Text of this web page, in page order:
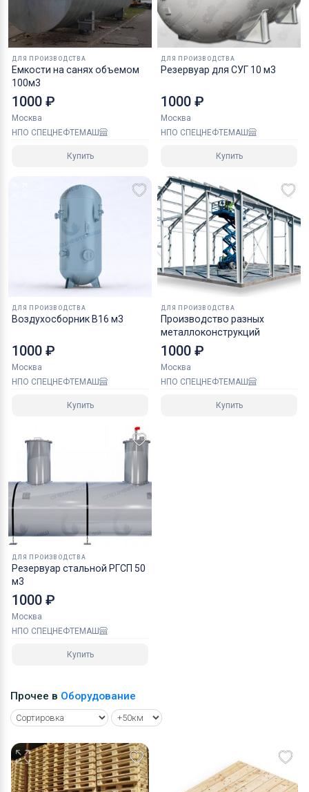
ДЛЯ ПРОИЗВОДСТВА
Емкости на санях объемом
100м3
1000 ₽
Москва
НПО СПЕЦНЕФТЕМАШ
Купить
ДЛЯ ПРОИЗВОДСТВА
Резервуар для СУГ 10 м3
1000 ₽
Москва
НПО СПЕЦНЕФТЕМАШ
Купить
ДЛЯ ПРОИЗВОДСТВА
Воздухосборник В16 м3
1000 ₽
Москва
НПО СПЕЦНЕФТЕМАШ
Купить
ДЛЯ ПРОИЗВОДСТВА
Производство разных
металлоконструкций
1000 ₽
Москва
НПО СПЕЦНЕФТЕМАШ
Купить
ДЛЯ ПРОИЗВОДСТВА
Резервуар стальной РГСП 50
м3
1000 ₽
Москва
НПО СПЕЦНЕФТЕМАШ
Купить
Прочее в Оборудование